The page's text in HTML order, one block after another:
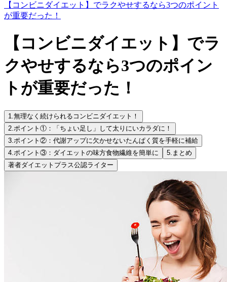
【コンビニダイエット】でラクやせするなら3つのポイント
が重要だった！
【コンビニダイエット】でラ
クやせするなら3つのポイン
トが重要だった！
1.無理なく続けられるコンビニダイエット！
2.ポイント①：「ちょい足し」して太りにいカラダに！
3.ポイント②：代謝アップに欠かせないたんぱく質を手軽に補給
4.ポイント③：ダイエットの味方食物繊維を簡単に 5. まとめ
著者ダイエットプラス公認ライター